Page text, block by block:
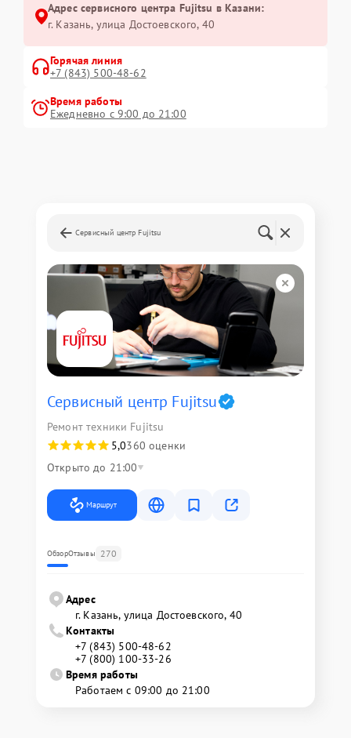
Адрес сервисного центра Fujitsu в Казани:
г. Казань, улица Достоевского, 40
Горячая линия
+7 (843) 500-48-62
Время работы
Ежедневно с 9:00 до 21:00
Сервисный центр Fujitsu
Сервисный центр Fujitsu
Ремонт техники Fujitsu
5,0360 оценки
Открыто до 21:00
Маршрут
ОбзорОтзывы 270
Адрес
г. Казань, улица Достоевского, 40
Контакты
+7 (843) 500-48-62
+7 (800) 100-33-26
Время работы
Работаем с 09:00 до 21:00